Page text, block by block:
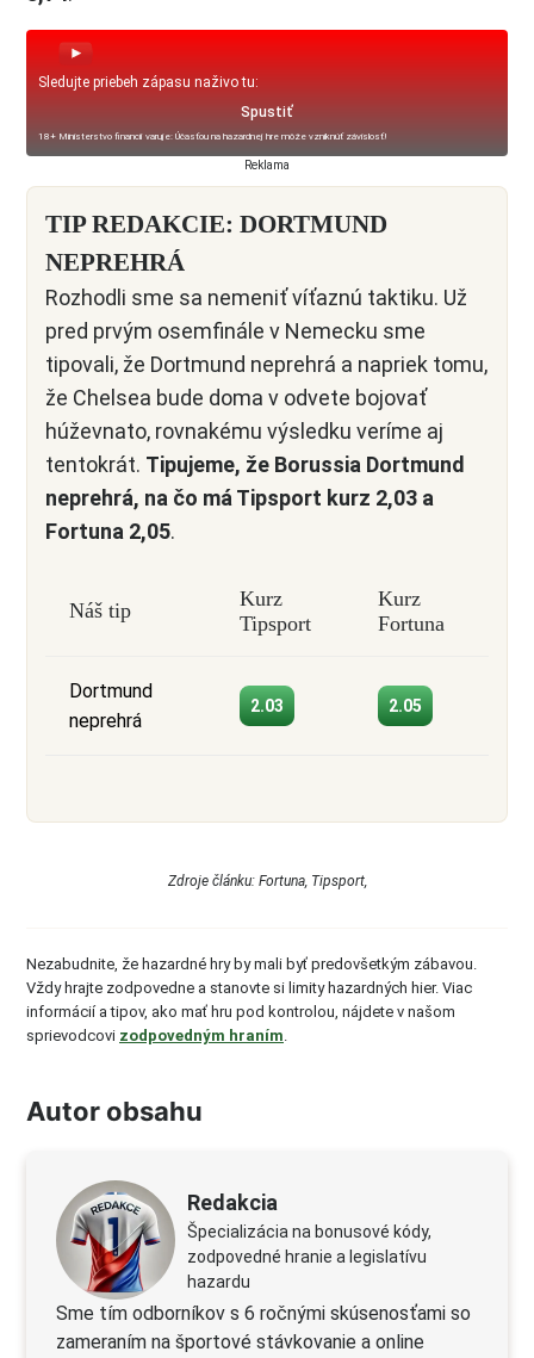
Sledujte priebeh zápasu naživo tu:
Spustiť
18+ Ministerstvo financií varuje: Účasťou na hazardnej hre môže vzniknúť závislosť!
Reklama
TIP REDAKCIE: DORTMUND
NEPREHRÁ
Rozhodli sme sa nemeniť víťaznú taktiku. Už
pred prvým osemfinále v Nemecku sme
tipovali, že Dortmund neprehrá a napriek tomu,
že Chelsea bude doma v odvete bojovať
húževnato, rovnakému výsledku veríme aj
tentokrát. Tipujeme, že Borussia Dortmund
neprehrá, na čo má Tipsport kurz 2,03 a
Fortuna 2,05.
Náš tip
Kurz
Tipsport
Kurz
Fortuna
Dortmund
neprehrá
2.03 2.05
Zdroje článku: Fortuna, Tipsport,
Nezabudnite, že hazardné hry by mali byť predovšetkým zábavou.
Vždy hrajte zodpovedne a stanovte si limity hazardných hier. Viac
informácií a tipov, ako mať hru pod kontrolou, nájdete v našom
sprievodcovi zodpovedným hraním.
Autor obsahu
Redakcia
Špecializácia na bonusové kódy,
zodpovedné hranie a legislatívu
hazardu
Sme tím odborníkov s 6 ročnými skúsenosťami so
zameraním na športové stávkovanie a online